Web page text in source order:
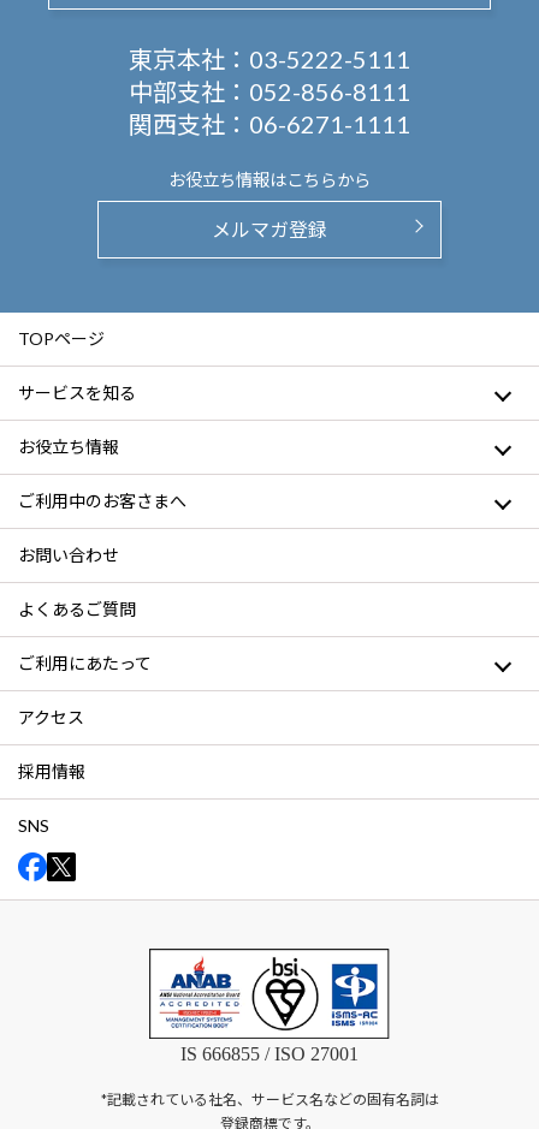
東京本社： 03-5222-5111
中部支社： 052-856-8111
関西支社： 06-6271-1111
お役立ち情報はこちらから
メルマガ登録
TOPページ
サービスを知る
お役立ち情報
ご利用中のお客さまへ
お問い合わせ
よくあるご質問
ご利用にあたって
アクセス
採用情報
SNS
IS 666855 / ISO 27001
*記載されている社名、サービス名などの固有名詞は
登録商標です。